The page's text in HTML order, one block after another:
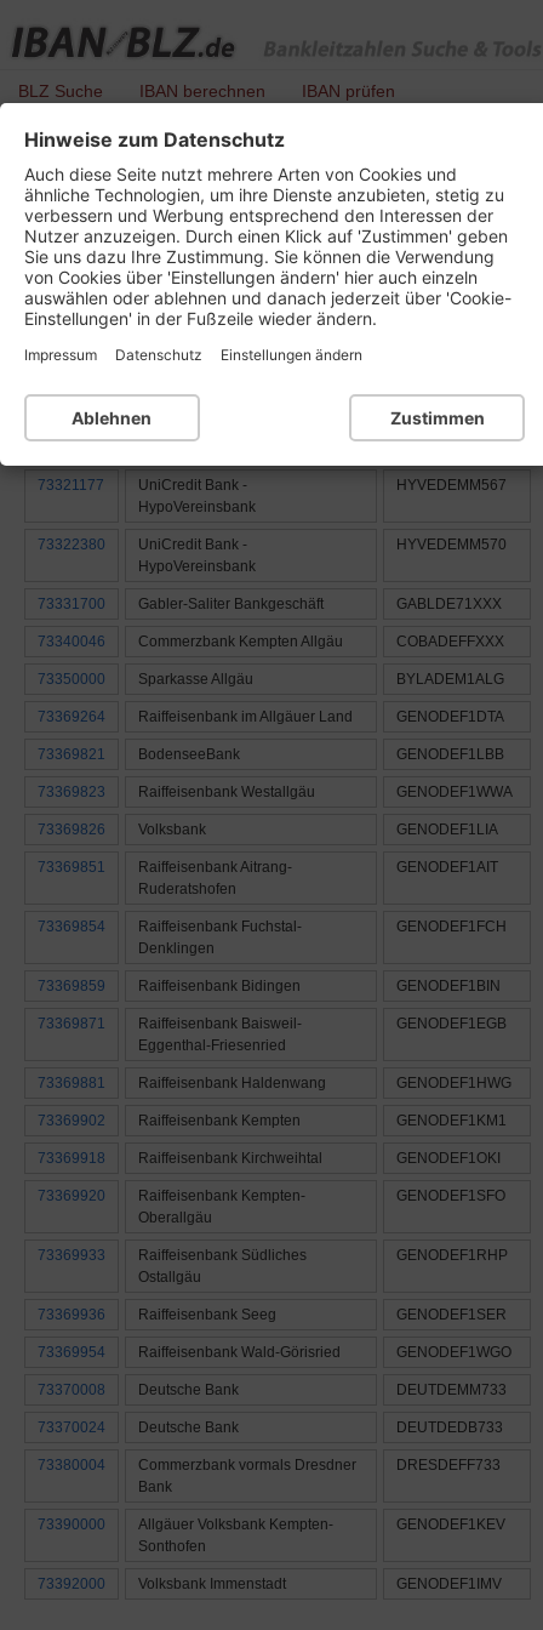
BLZ Suche IBAN berechnen IBAN prüfen
BLZ-Liste aller Banken mit der Ortsnummer
: 733
Bundesland oder Gebiet:
7 - Bayern
BLZ Name der Bank
73311600
73320073
UniCredit Bank -
HYVEDEMM428
73321177
UniCredit Bank -
HypoVereinsbank
HYVEDEMM567
73322380
UniCredit Bank -
HypoVereinsbank
HYVEDEMM570
73331700 Gabler-Saliter Bankgeschäft GABLDE71XXX
73340046 Commerzbank Kempten Allgäu COBADEFFXXX
73350000 Sparkasse Allgäu BYLADEM1ALG
73369264 Raiffeisenbank im Allgäuer Land GENODEF1DTA
73369821 BodenseeBank GENODEF1LBB
73369823 Raiffeisenbank Westallgäu GENODEF1WWA
73369826 Volksbank GENODEF1LIA
73369851
Raiffeisenbank Aitrang-
Ruderatshofen
GENODEF1AIT
73369854
Raiffeisenbank Fuchstal-
Denklingen
GENODEF1FCH
73369859 Raiffeisenbank Bidingen GENODEF1BIN
73369871
Raiffeisenbank Baisweil-
Eggenthal-Friesenried
GENODEF1EGB
73369881 Raiffeisenbank Haldenwang GENODEF1HWG
73369902 Raiffeisenbank Kempten GENODEF1KM1
73369918 Raiffeisenbank Kirchweihtal GENODEF1OKI
73369920
Raiffeisenbank Kempten-
Oberallgäu
GENODEF1SFO
73369933
Raiffeisenbank Südliches
Ostallgäu
GENODEF1RHP
73369936 Raiffeisenbank Seeg GENODEF1SER
73369954 Raiffeisenbank Wald-Görisried GENODEF1WGO
73370008 Deutsche Bank DEUTDEMM733
73370024 Deutsche Bank DEUTDEDB733
73380004
Commerzbank vormals Dresdner
Bank
DRESDEFF733
73390000
Allgäuer Volksbank Kempten-
Sonthofen
GENODEF1KEV
73392000 Volksbank Immenstadt GENODEF1IMV
Hinweise zum Datenschutz
Auch diese Seite nutzt mehrere Arten von Cookies und
ähnliche Technologien, um ihre Dienste anzubieten, stetig zu
verbessern und Werbung entsprechend den Interessen der
Nutzer anzuzeigen. Durch einen Klick auf 'Zustimmen' geben
Sie uns dazu Ihre Zustimmung. Sie können die Verwendung
von Cookies über 'Einstellungen ändern' hier auch einzeln
auswählen oder ablehnen und danach jederzeit über 'Cookie-
Einstellungen' in der Fußzeile wieder ändern.
Impressum Datenschutz Einstellungen ändern
Ablehnen Zustimmen